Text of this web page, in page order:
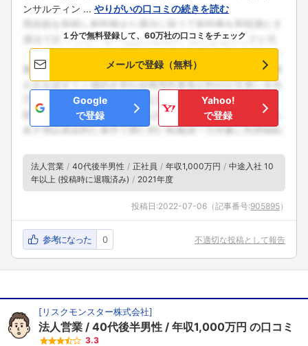
ンサルティン ... やりがいの口コミの続きを読む
１分で無料登録して、60万社の口コミをチェック
メールで登録（無料）
Google
で登録
Yahoo!
で登録
法人営業 40代後半男性 正社員 年収1,000万円
中途入社 10
年以上 (投稿時に退職済み)
2021年度
投稿日:2022-07-06 （記事番号:905895）
参考になった 0 不適切な投稿として報告
[リスクモンスター株式会社]
法人営業 40代後半男性 年収1,000万円 の口コミ
3.3